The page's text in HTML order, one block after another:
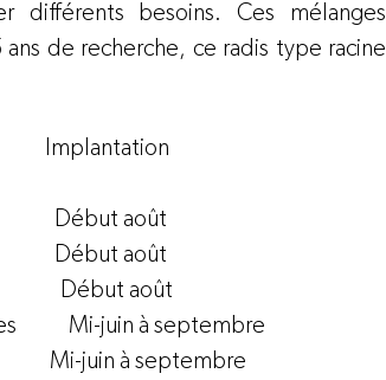
besoins. Ces mélanges
de recherche, ce radis type racine
Début août
Début août
Début août
Mi-juin à septembre
Mi-juin à septembre